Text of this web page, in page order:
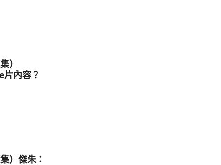
）
片內容？
）傑朱：